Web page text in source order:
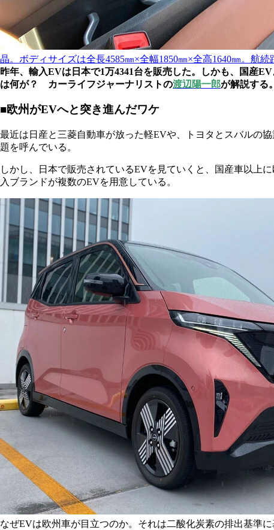
晶。ボディサイズは全長4585㎜×全幅1850㎜×全高1640㎜。航
昨年、輸入EVは日本で1万4341台を販売した。しかも、国産
は何が？ カーライフジャーナリストの渡辺陽一郎が解説する。
■欧州がEVへと突き進んだワケ
最近は日産と三菱自動車が放った軽EVや、トヨタとスバルの
題を呼んでいる。
しかし、日本で販売されているEVを見ていくと、国産車以上
入ブランドが複数のEVを用意している。
なぜEVは欧州車が目立つのか。それは二酸化炭素の排出基準に